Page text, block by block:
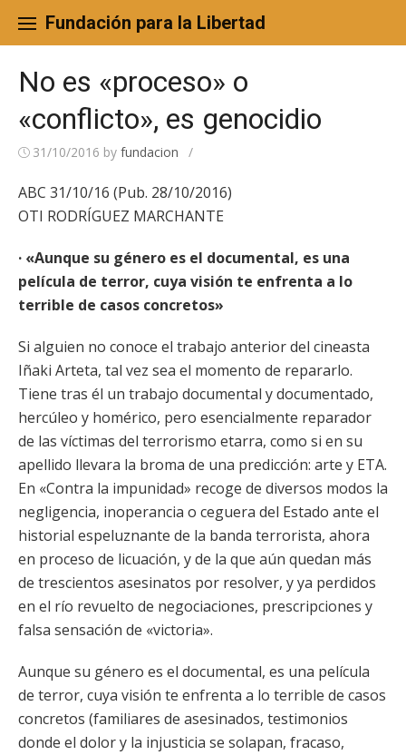
content
Fundación para la Libertad
No es «proceso» o
«conflicto», es genocidio
31/10/2016 by fundacion /
ABC 31/10/16 (Pub. 28/10/2016)
OTI RODRÍGUEZ MARCHANTE
· «Aunque su género es el documental, es una
película de terror, cuya visión te enfrenta a lo
terrible de casos concretos»
Si alguien no conoce el trabajo anterior del cineasta
Iñaki Arteta, tal vez sea el momento de repararlo.
Tiene tras él un trabajo documental y documentado,
hercúleo y homérico, pero esencialmente reparador
de las víctimas del terrorismo etarra, como si en su
apellido llevara la broma de una predicción: arte y ETA.
En «Contra la impunidad» recoge de diversos modos la
negligencia, inoperancia o ceguera del Estado ante el
historial espeluznante de la banda terrorista, ahora
en proceso de licuación, y de la que aún quedan más
de trescientos asesinatos por resolver, y ya perdidos
en el río revuelto de negociaciones, prescripciones y
falsa sensación de «victoria».
Aunque su género es el documental, es una película
de terror, cuya visión te enfrenta a lo terrible de casos
concretos (familiares de asesinados, testimonios
donde el dolor y la injusticia se solapan, fracaso,